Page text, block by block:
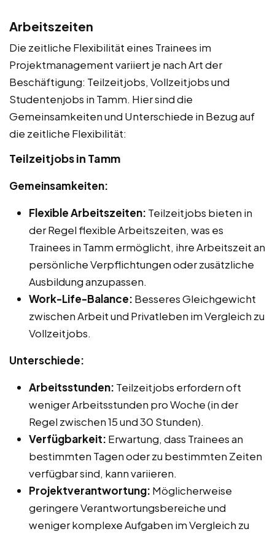
Arbeitszeiten
Die zeitliche Flexibilität eines Trainees im
Projektmanagement variiert je nach Art der
Beschäftigung: Teilzeitjobs, Vollzeitjobs und
Studentenjobs in Tamm. Hier sind die
Gemeinsamkeiten und Unterschiede in Bezug auf
die zeitliche Flexibilität:
Teilzeitjobs in Tamm
Gemeinsamkeiten:
Flexible Arbeitszeiten: Teilzeitjobs bieten in
der Regel flexible Arbeitszeiten, was es
Trainees in Tamm ermöglicht, ihre Arbeitszeit an
persönliche Verpflichtungen oder zusätzliche
Ausbildung anzupassen.
Work-Life-Balance: Besseres Gleichgewicht
zwischen Arbeit und Privatleben im Vergleich zu
Vollzeitjobs.
Unterschiede:
Arbeitsstunden: Teilzeitjobs erfordern oft
weniger Arbeitsstunden pro Woche (in der
Regel zwischen 15 und 30 Stunden).
Verfügbarkeit: Erwartung, dass Trainees an
bestimmten Tagen oder zu bestimmten Zeiten
verfügbar sind, kann variieren.
Projektverantwortung: Möglicherweise
geringere Verantwortungsbereiche und
weniger komplexe Aufgaben im Vergleich zu